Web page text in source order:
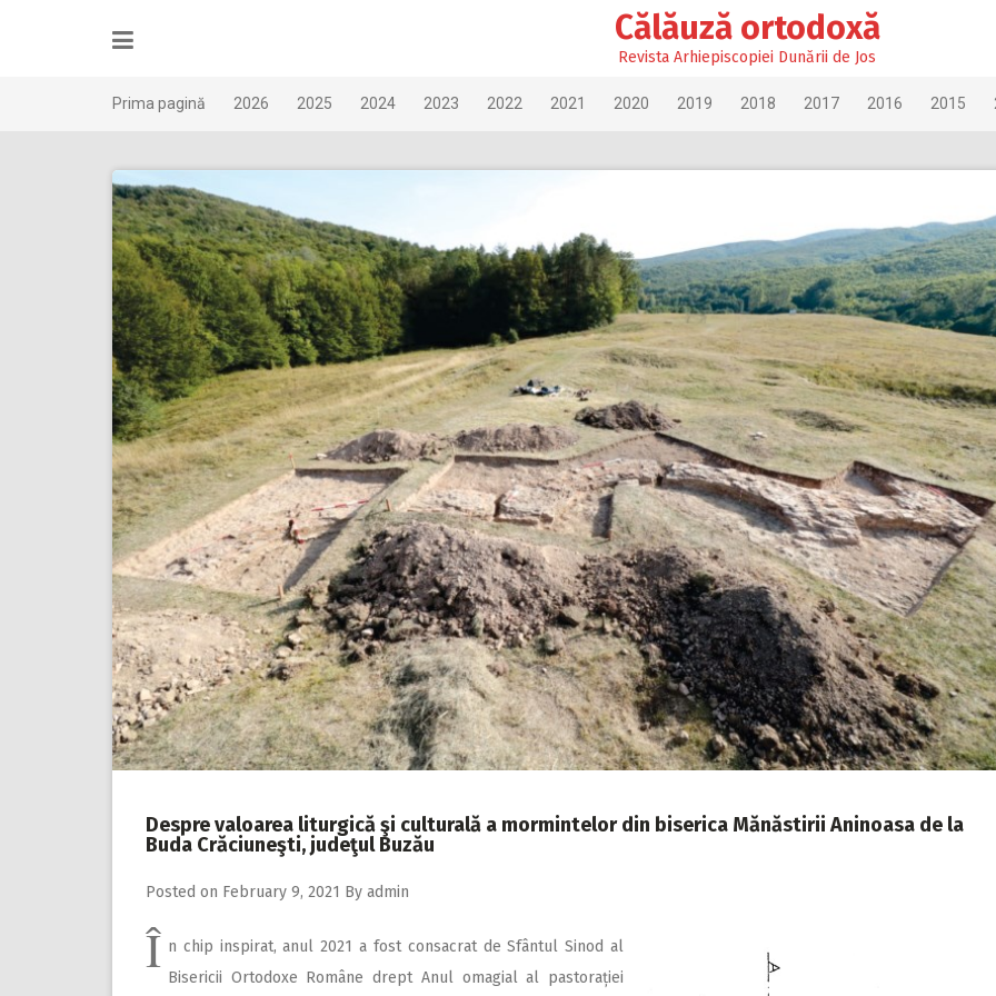
Călăuză ortodoxă
Revista Arhiepiscopiei Dunării de Jos
Prima pagină 2026 2025 2024 2023 2022 2021 2020 2019 2018 2017 2016 2015
Despre valoarea liturgică şi culturală a mormintelor din biserica Mănăstirii Aninoasa de la
Buda Crăciuneşti, judeţul Buzău
Posted on February 9, 2021 By admin
Î n chip inspirat, anul 2021 a fost consacrat de Sfântul Sinod al
Bisericii Ortodoxe Române drept Anul omagial al pastorației